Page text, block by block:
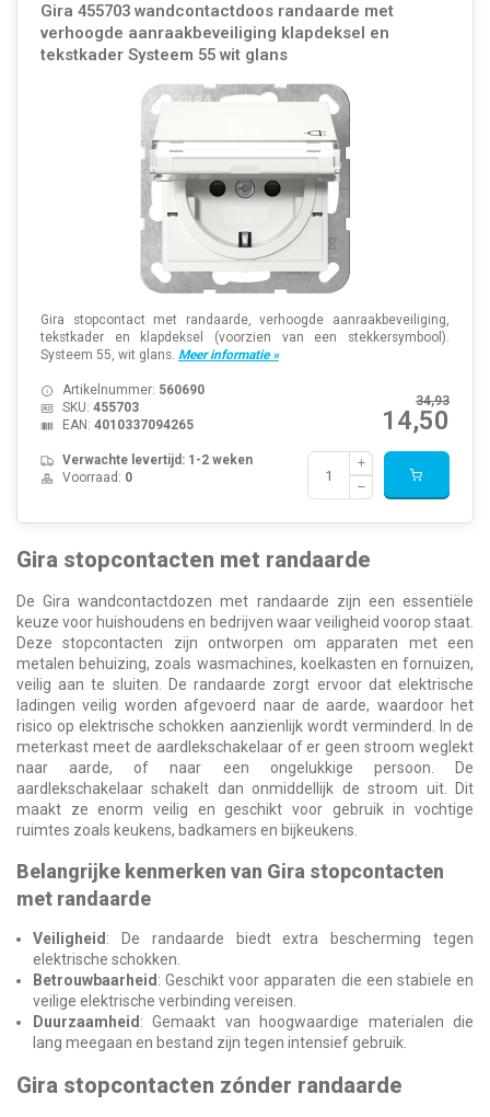
Gira 455703 wandcontactdoos randaarde met
verhoogde aanraakbeveiliging klapdeksel en
tekstkader Systeem 55 wit glans
Gira stopcontact met randaarde, verhoogde aanraakbeveiliging,
tekstkader en klapdeksel (voorzien van een stekkersymbool).
Systeem 55, wit glans. Meer informatie »
34,93
14,50
Artikelnummer: 560690
SKU: 455703
EAN: 4010337094265
Verwachte levertijd: 1-2 weken
Voorraad: 0
Gira stopcontacten met randaarde
De Gira wandcontactdozen met randaarde zijn een essentiële
keuze voor huishoudens en bedrijven waar veiligheid voorop staat.
Deze stopcontacten zijn ontworpen om apparaten met een
metalen behuizing, zoals wasmachines, koelkasten en fornuizen,
veilig aan te sluiten. De randaarde zorgt ervoor dat elektrische
ladingen veilig worden afgevoerd naar de aarde, waardoor het
risico op elektrische schokken aanzienlijk wordt verminderd. In de
meterkast meet de aardlekschakelaar of er geen stroom weglekt
naar aarde, of naar een ongelukkige persoon. De
aardlekschakelaar schakelt dan onmiddellijk de stroom uit. Dit
maakt ze enorm veilig en geschikt voor gebruik in vochtige
ruimtes zoals keukens, badkamers en bijkeukens.
Belangrijke kenmerken van Gira stopcontacten
met randaarde
Veiligheid : De randaarde biedt extra bescherming tegen
elektrische schokken.
Betrouwbaarheid : Geschikt voor apparaten die een stabiele en
veilige elektrische verbinding vereisen.
Duurzaamheid : Gemaakt van hoogwaardige materialen die
lang meegaan en bestand zijn tegen intensief gebruik.
Gira stopcontacten zónder randaarde